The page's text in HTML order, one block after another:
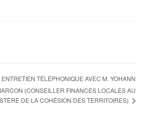
ENTRETIEN TÉLÉPHONIQUE AVEC M. YOHANN
(CONSEILLER FINANCES LOCALES AU
DE LA COHÉSION DES TERRITOIRES)